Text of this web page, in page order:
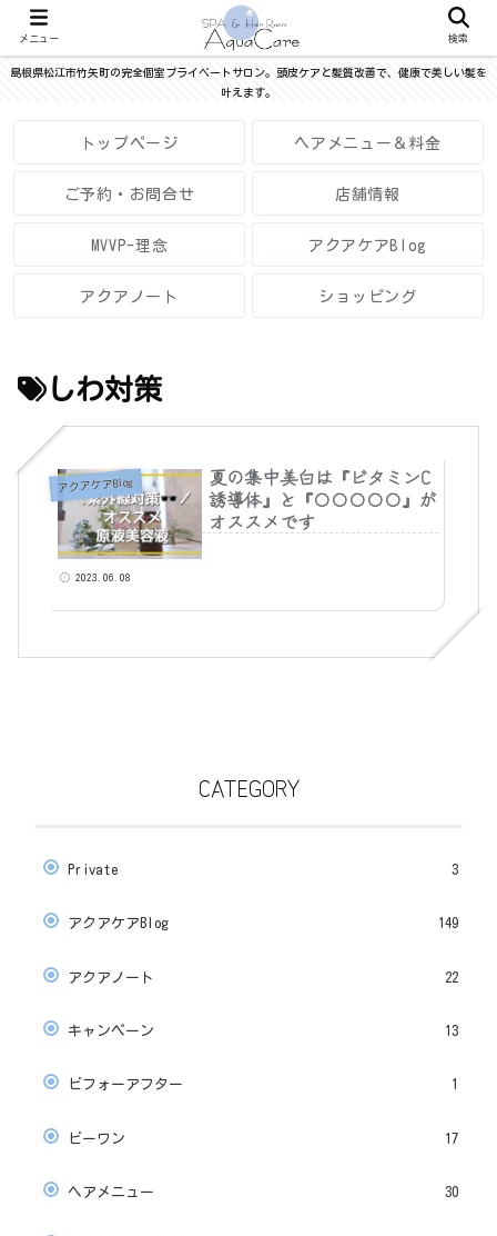
島根県松江市竹矢町の完全個室プライベートサロン。頭皮ケアと髪質改善で、健康で美しい髪を
叶えます。
トップページ ヘアメニュー＆料金
ご予約・お問合せ 店舗情報
MVVP-理念 アクアケアBlog
アクアノート ショッピング
しわ対策
アクアケアBlog
夏の集中美白は『ビタミンC
誘導体』と『〇〇〇〇〇』が
オススメです
2023.06.08
CATEGORY
Private 3
アクアケアBlog 149
アクアノート 22
キャンペーン 13
ビフォーアフター 1
ビーワン 17
ヘアメニュー 30
メニュー 検索